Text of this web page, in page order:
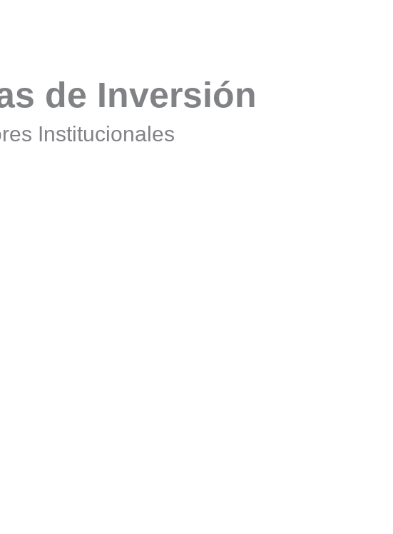
de Inversión
Institucionales